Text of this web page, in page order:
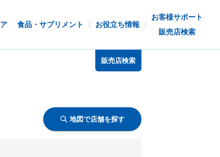
食品・サプリメント お役立ち情報
お客様サポート
販売店検索
販売店検索
地図で店舗を探す